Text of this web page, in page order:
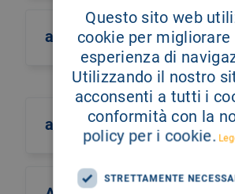
alberto castiglione
alberto culotta
Questo sito web
cookie per migliorare
esperienza di
Utilizzando il nostro
acconsenti a tutti i
conformità con la
policy per i cookie.
STRETTAMENTE